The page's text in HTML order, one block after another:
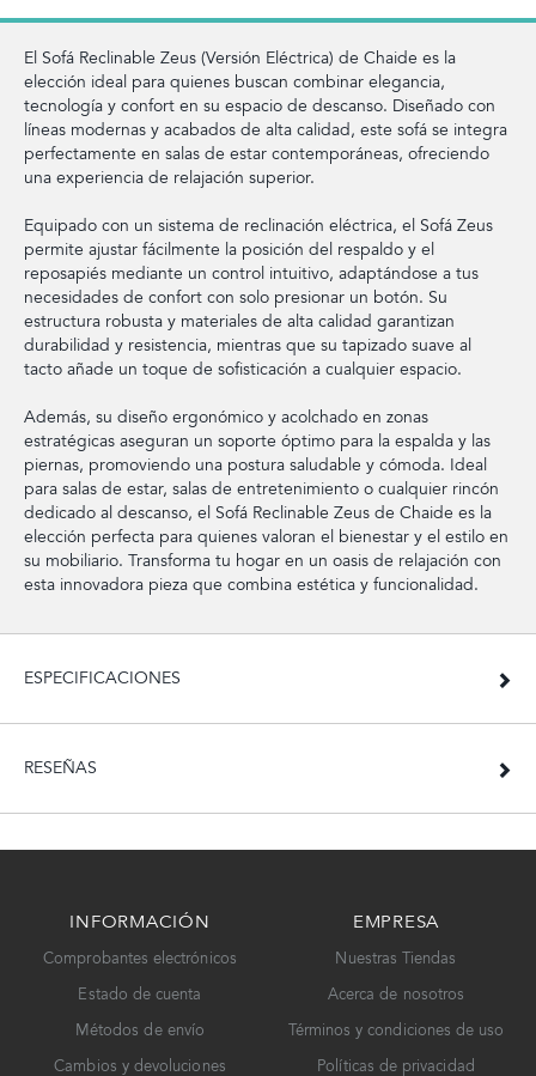
El Sofá Reclinable Zeus (Versión Eléctrica) de Chaide es la
elección ideal para quienes buscan combinar elegancia,
tecnología y confort en su espacio de descanso. Diseñado con
líneas modernas y acabados de alta calidad, este sofá se integra
perfectamente en salas de estar contemporáneas, ofreciendo
una experiencia de relajación superior.
Equipado con un sistema de reclinación eléctrica, el Sofá Zeus
permite ajustar fácilmente la posición del respaldo y el
reposapiés mediante un control intuitivo, adaptándose a tus
necesidades de confort con solo presionar un botón. Su
estructura robusta y materiales de alta calidad garantizan
durabilidad y resistencia, mientras que su tapizado suave al
tacto añade un toque de sofisticación a cualquier espacio.
Además, su diseño ergonómico y acolchado en zonas
estratégicas aseguran un soporte óptimo para la espalda y las
piernas, promoviendo una postura saludable y cómoda. Ideal
para salas de estar, salas de entretenimiento o cualquier rincón
dedicado al descanso, el Sofá Reclinable Zeus de Chaide es la
elección perfecta para quienes valoran el bienestar y el estilo en
su mobiliario. Transforma tu hogar en un oasis de relajación con
esta innovadora pieza que combina estética y funcionalidad.
ESPECIFICACIONES
RESEÑAS
INFORMACIÓN
Comprobantes electrónicos
Estado de cuenta
Métodos de envío
Cambios y devoluciones
EMPRESA
Nuestras Tiendas
Acerca de nosotros
Términos y condiciones de uso
Políticas de privacidad